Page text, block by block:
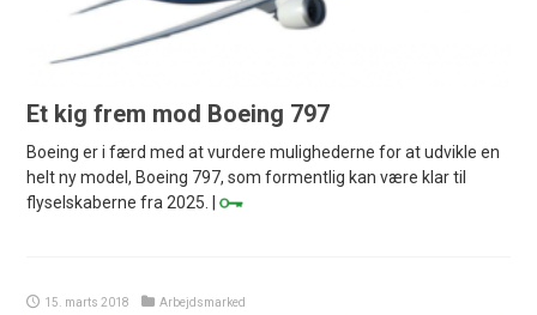
Et kig frem mod Boeing 797
Boeing er i færd med at vurdere mulighederne for at udvikle en
helt ny model, Boeing 797, som formentlig kan være klar til
flyselskaberne fra 2025. |
15. marts 2018 Arbejdsmarked